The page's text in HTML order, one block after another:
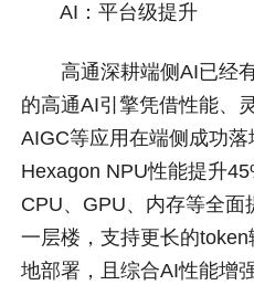
AI：平台级提升
高通深耕端侧AI已经有
的高通AI引擎凭借性能、
AIGC等应用在端侧成功
Hexagon NPU性能提升
CPU、GPU、内存等全面
一层楼，支持更长的
地部署，且综合AI性能增